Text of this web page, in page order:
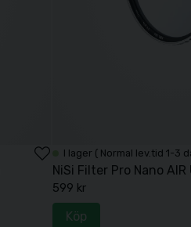
I lager ( Normal lev.tid 1-3
NiSi Filter Pro Nano AIR
599 kr
Köp